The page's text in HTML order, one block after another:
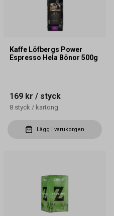
Kaffe Löfbergs Power
Espresso Hela Bönor 500g
169 kr / styck
8 styck / kartong
Lägg i varukorgen